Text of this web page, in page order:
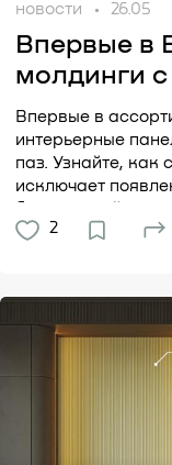
новости 26.05
Впервые в
молдинги
Впервые в
интерьерные
паз. Узнайте, как
исключает
2